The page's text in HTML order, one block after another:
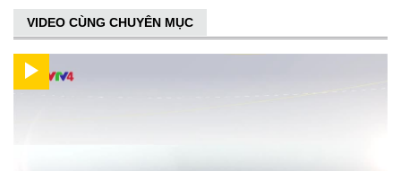
VIDEO CÙNG CHUYÊN MỤC